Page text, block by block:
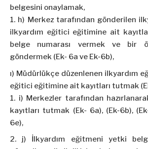
belgesini onaylamak,
h) Merkez tarafından gönderilen
ilkyardım eğitici eğitimine ait
belge numarası vermek ve bir
göndermek (Ek- 6a ve Ek-6b),
ı) Müdürlükçe düzenlenen ilkyardım
eğitici eğitimine ait kayıtları tutmak
i) Merkezler tarafından
kayıtları tutmak (Ek- 6a), (Ek-6b),
6e),
j) İlkyardım eğitmeni yetki